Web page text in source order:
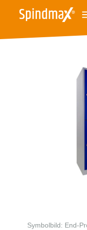
Symbolbild: End-